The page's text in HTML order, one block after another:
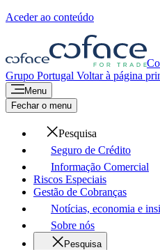
Aceder ao conteúdo
Grupo Portugal Voltar à página
Menu
Fechar o menu
Pesquisa
Seguro de Crédito
Informação Comercial
Riscos Especiais
Gestão de Cobranças
Notícias, economia e
Sobre nós
Pesquisa